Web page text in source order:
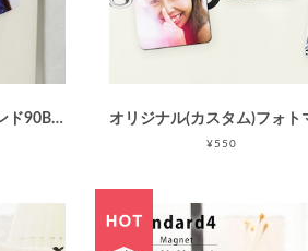
マグネットフォトスタンド90BM(マグネット付フォトスタンド/90×90mm正方形)/Instagram印刷などに最適 / 母の日 父の日 敬老の日
¥550